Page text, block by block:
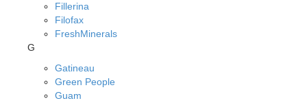
Fillerina
Filofax
FreshMinerals
G
Gatineau
Green People
Guam